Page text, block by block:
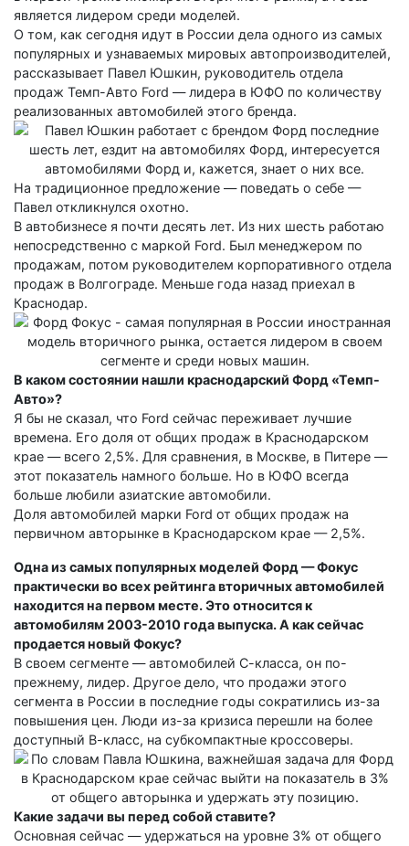
является лидером среди моделей.
О том, как сегодня идут в России дела одного из самых
популярных и узнаваемых мировых автопроизводителей,
рассказывает Павел Юшкин, руководитель отдела
продаж Темп-Авто Ford — лидера в ЮФО по количеству
реализованных автомобилей этого бренда.
На традиционное предложение — поведать о себе —
Павел откликнулся охотно.
В автобизнесе я почти десять лет. Из них шесть работаю
непосредственно с маркой Ford. Был менеджером по
продажам, потом руководителем корпоративного отдела
продаж в Волгограде. Меньше года назад приехал в
Краснодар.
В каком состоянии нашли краснодарский Форд «Темп-
Авто»?
Я бы не сказал, что Ford сейчас переживает лучшие
времена. Его доля от общих продаж в Краснодарском
крае — всего 2,5%. Для сравнения, в Москве, в Питере —
этот показатель намного больше. Но в ЮФО всегда
больше любили азиатские автомобили.
Доля автомобилей марки Ford от общих продаж на
первичном авторынке в Краснодарском крае — 2,5%.
Одна из самых популярных моделей Форд — Фокус
практически во всех рейтинга вторичных автомобилей
находится на первом месте. Это относится к
автомобилям 2003-2010 года выпуска. А как сейчас
продается новый Фокус?
В своем сегменте — автомобилей С-класса, он по-
прежнему, лидер. Другое дело, что продажи этого
сегмента в России в последние годы сократились из-за
повышения цен. Люди из-за кризиса перешли на более
доступный В-класс, на субкомпактные кроссоверы.
Какие задачи вы перед собой ставите?
Основная сейчас — удержаться на уровне 3% от общего